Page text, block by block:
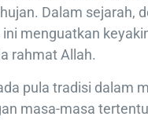
Dalam sejarah,
menguatkan
rahmat Allah.
pula tradisi dalam
masa-masa